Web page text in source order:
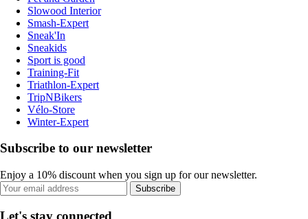
Slowood Interior
Smash-Expert
Sneak'In
Sneakids
Sport is good
Training-Fit
Triathlon-Expert
TripNBikers
Vélo-Store
Winter-Expert
Subscribe to our newsletter
Enjoy a 10% discount when you sign up for our newsletter.
Subscribe
Let's stay connected